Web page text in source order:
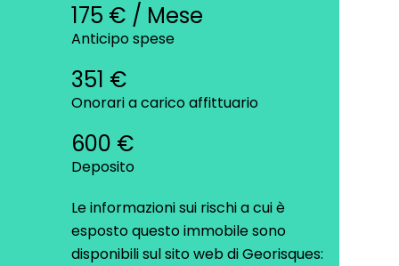
175 € / Mese
Anticipo spese
351 €
Onorari a carico affittuario
600 €
Deposito
Le informazioni sui rischi a cui è
esposto questo immobile sono
disponibili sul sito web di Georisques: